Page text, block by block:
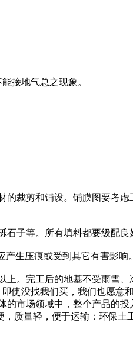
接地气总之现象。
剪和铺设。铺膜图要考虑
子等。所有填料都要级配良
生压痕或受到其它有害影响。
完工后的地基不受雨雪、
使没找我们买，我们也愿
市场领域中，整个产品的
质量轻，便于运输：环保